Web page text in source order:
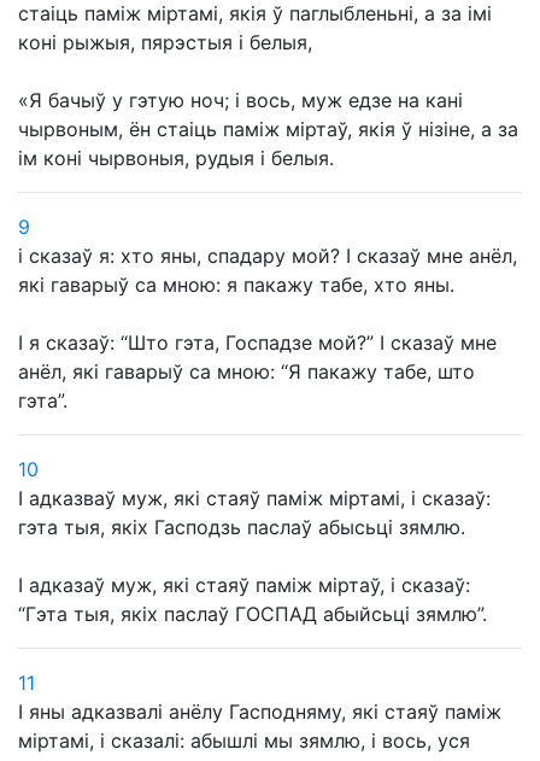
стаіць паміж міртамі, якія ў паглыбленьні, а за імі
коні рыжыя, пярэстыя і белыя,
«Я бачыў у гэтую ноч; і вось, муж едзе на кані
чырвоным, ён стаіць паміж міртаў, якія ў нізіне, а за
ім коні чырвоныя, рудыя і белыя.
9
і сказаў я: хто яны, спадару мой? І сказаў мне анёл,
які гаварыў са мною: я пакажу табе, хто яны.
І я сказаў: “Што гэта, Госпадзе мой?” І сказаў мне
анёл, які гаварыў са мною: “Я пакажу табе, што
гэта”.
10
І адказваў муж, які стаяў паміж міртамі, і сказаў:
гэта тыя, якіх Гасподзь паслаў абысьці зямлю.
І адказаў муж, які стаяў паміж міртаў, і сказаў:
“Гэта тыя, якіх паслаў ГОСПАД абыйсьці зямлю”.
11
І яны адказвалі анёлу Гасподняму, які стаяў паміж
міртамі, і сказалі: абышлі мы зямлю, і вось, уся